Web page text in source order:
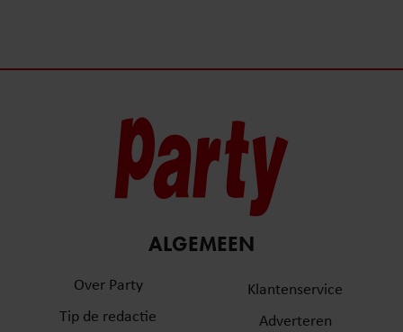
ALGEMEEN
Over Party
Tip de redactie
Klantenservice
Adverteren